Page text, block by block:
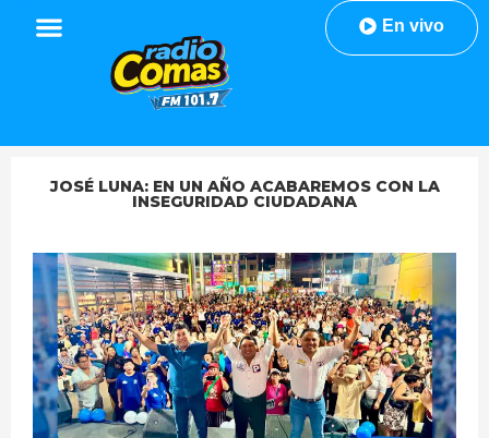
En vivo
JOSÉ LUNA: EN UN AÑO ACABAREMOS CON LA
INSEGURIDAD CIUDADANA